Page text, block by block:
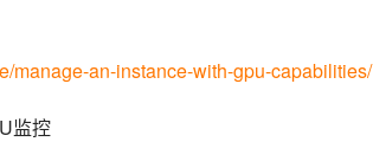
manage-an-instance-with-gpu-capabilities/
监控